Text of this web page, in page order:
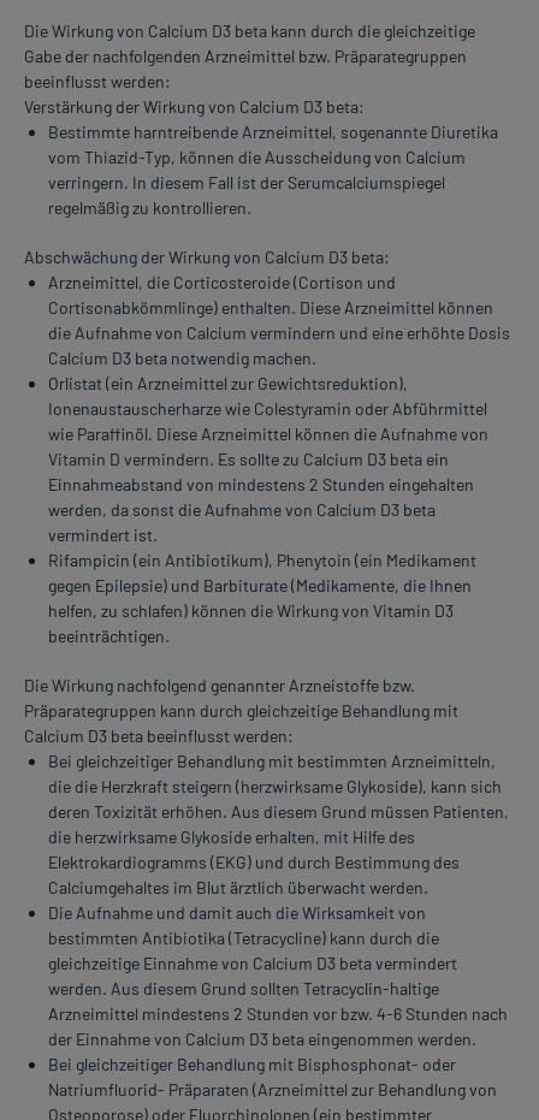
Die Wirkung von Calcium D3 beta kann durch die gleichzeitige
Gabe der nachfolgenden Arzneimittel bzw. Präparategruppen
beeinflusst werden:
Verstärkung der Wirkung von Calcium D3 beta:
Bestimmte harntreibende Arzneimittel, sogenannte Diuretika
vom Thiazid-Typ, können die Ausscheidung von Calcium
verringern. In diesem Fall ist der Serumcalciumspiegel
regelmäßig zu kontrollieren.
Abschwächung der Wirkung von Calcium D3 beta:
Arzneimittel, die Corticosteroide (Cortison und
Cortisonabkömmlinge) enthalten. Diese Arzneimittel können
die Aufnahme von Calcium vermindern und eine erhöhte Dosis
Calcium D3 beta notwendig machen.
Orlistat (ein Arzneimittel zur Gewichtsreduktion),
Ionenaustauscherharze wie Colestyramin oder Abführmittel
wie Paraffinöl. Diese Arzneimittel können die Aufnahme von
Vitamin D vermindern. Es sollte zu Calcium D3 beta ein
Einnahmeabstand von mindestens 2 Stunden eingehalten
werden, da sonst die Aufnahme von Calcium D3 beta
vermindert ist.
Rifampicin (ein Antibiotikum), Phenytoin (ein Medikament
gegen Epilepsie) und Barbiturate (Medikamente, die Ihnen
helfen, zu schlafen) können die Wirkung von Vitamin D3
beeinträchtigen.
Die Wirkung nachfolgend genannter Arzneistoffe bzw.
Präparategruppen kann durch gleichzeitige Behandlung mit
Calcium D3 beta beeinflusst werden:
Bei gleichzeitiger Behandlung mit bestimmten Arzneimitteln,
die die Herzkraft steigern (herzwirksame Glykoside), kann sich
deren Toxizität erhöhen. Aus diesem Grund müssen Patienten,
die herzwirksame Glykoside erhalten, mit Hilfe des
Elektrokardiogramms (EKG) und durch Bestimmung des
Calciumgehaltes im Blut ärztlich überwacht werden.
Die Aufnahme und damit auch die Wirksamkeit von
bestimmten Antibiotika (Tetracycline) kann durch die
gleichzeitige Einnahme von Calcium D3 beta vermindert
werden. Aus diesem Grund sollten Tetracyclin-haltige
Arzneimittel mindestens 2 Stunden vor bzw. 4-6 Stunden nach
der Einnahme von Calcium D3 beta eingenommen werden.
Bei gleichzeitiger Behandlung mit Bisphosphonat- oder
Natriumfluorid- Präparaten (Arzneimittel zur Behandlung von
Osteoporose) oder Fluorchinolonen (ein bestimmter